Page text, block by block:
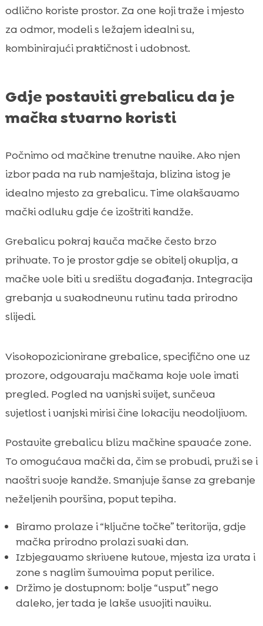
odlično koriste prostor. Za one koji traže i mjesto
za odmor, modeli s ležajem idealni su,
kombinirajući praktičnost i udobnost.
Gdje postaviti grebalicu da je
mačka stvarno koristi
Počnimo od mačkine trenutne navike. Ako njen
izbor pada na rub namještaja, blizina istog je
idealno mjesto za grebalicu. Time olakšavamo
mački odluku gdje će izoštriti kandže.
Grebalicu pokraj kauča mačke često brzo
prihvate. To je prostor gdje se obitelj okuplja, a
mačke vole biti u središtu događanja. Integracija
grebanja u svakodnevnu rutinu tada prirodno
slijedi.
Visokopozicionirane grebalice, specifično one uz
prozore, odgovaraju mačkama koje vole imati
pregled. Pogled na vanjski svijet, sunčeva
svjetlost i vanjski mirisi čine lokaciju neodoljivom.
Postavite grebalicu blizu mačkine spavaće zone.
To omogućava mački da, čim se probudi, pruži se i
naoštri svoje kandže. Smanjuje šanse za grebanje
neželjenih površina, poput tepiha.
Biramo prolaze i “ključne točke” teritorija, gdje
mačka prirodno prolazi svaki dan.
Izbjegavamo skrivene kutove, mjesta iza vrata i
zone s naglim šumovima poput perilice.
Držimo je dostupnom: bolje “usput” nego
daleko, jer tada je lakše usvojiti naviku.